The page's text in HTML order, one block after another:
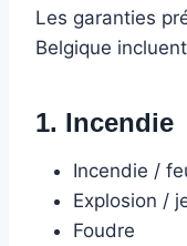
Les garanties
Belgique
1. Incendie
Incendie /
Explosion /
Foudre